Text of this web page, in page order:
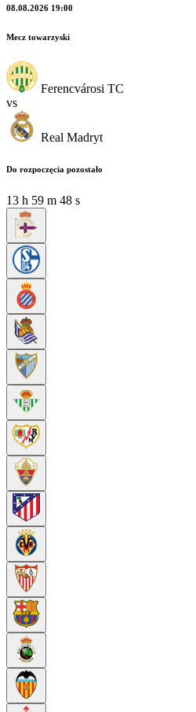
08.08.2026 19:00
Mecz towarzyski
Ferencvárosi TC
vs
Real Madryt
Do rozpoczęcia pozostało
13 h 59 m 47 s